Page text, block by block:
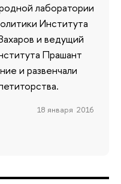
лаборатории
Института
и ведущий
Прашант
и развенчали
18 января 2016